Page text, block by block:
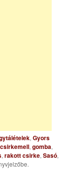
,Gyors
csirkemell,gomba,
,rakott csirke,Sasó,